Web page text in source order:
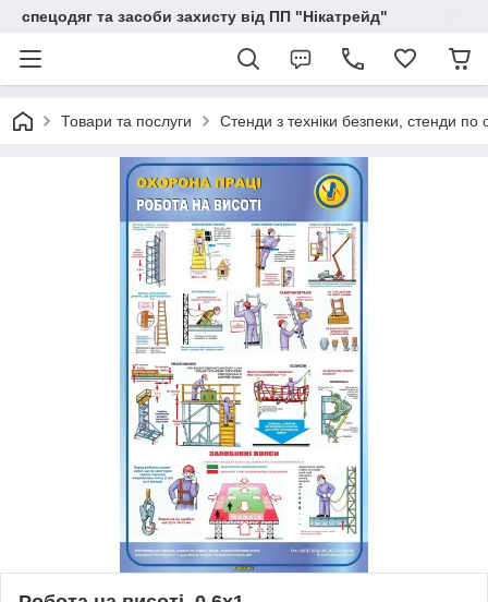
спецодяг та засоби захисту від ПП "Нікатрейд"
Товари та послуги Стенди з техніки безпеки, стенди по